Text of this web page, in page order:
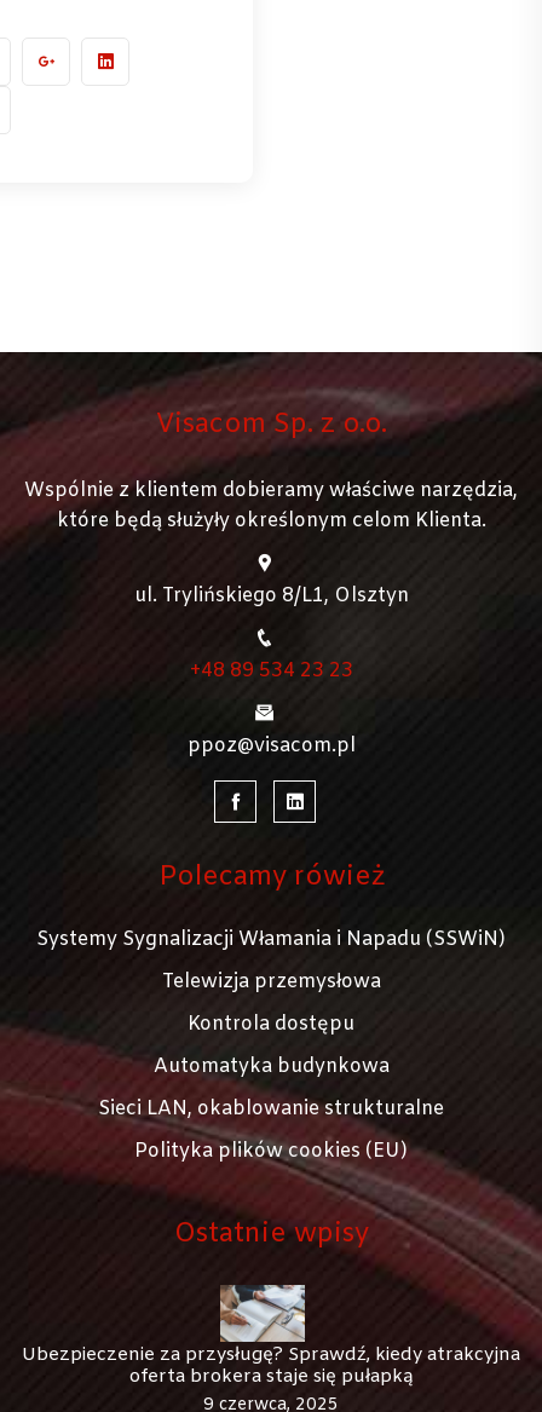
Visacom Sp. z o.o.
Wspólnie z klientem dobieramy właściwe narzędzia,
które będą służyły określonym celom Klienta.
ul. Trylińskiego 8/L1, Olsztyn
+48 89 534 23 23
ppoz@visacom.pl
Polecamy rówież
Systemy Sygnalizacji Włamania i Napadu (SSWiN)
Telewizja przemysłowa
Kontrola dostępu
Automatyka budynkowa
Sieci LAN, okablowanie strukturalne
Polityka plików cookies (EU)
Ostatnie wpisy
Ubezpieczenie za przysługę? Sprawdź, kiedy atrakcyjna
oferta brokera staje się pułapką
9 czerwca, 2025